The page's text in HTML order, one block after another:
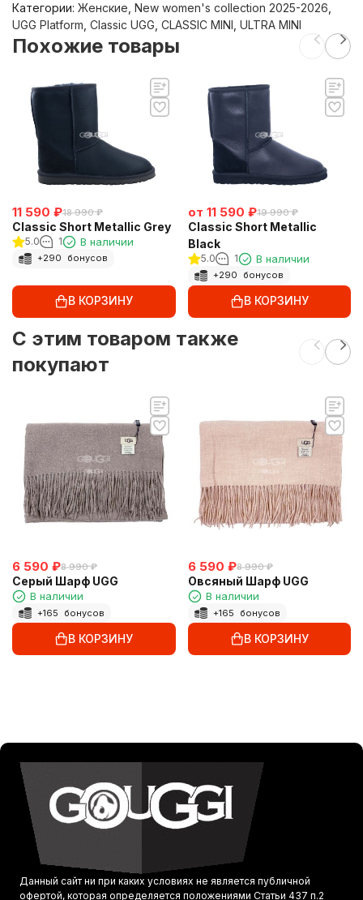
Категории: Женские New women's collection 2025-2026
UGG Platform Classic UGG CLASSIC MINI ULTRA MINI
Похожие товары
11 590 ₽18 990 ₽
Classic Short Metallic Grey
5.0 1 В наличии
+290 бонусов
В КОРЗИНУ
от 11 590 ₽19 990 ₽
Classic Short Metallic
Black
5.0 1 В наличии
+290 бонусов
В КОРЗИНУ
C этим товаром также
покупают
6 590 ₽8 990 ₽
Серый Шарф UGG
В наличии
+165 бонусов
В КОРЗИНУ
6 590 ₽8 990 ₽
Овсяный Шарф UGG
В наличии
+165 бонусов
В КОРЗИНУ
Данный сайт ни при каких условиях не является публичной
офертой, которая определяется положениями Статьи 437 п.2